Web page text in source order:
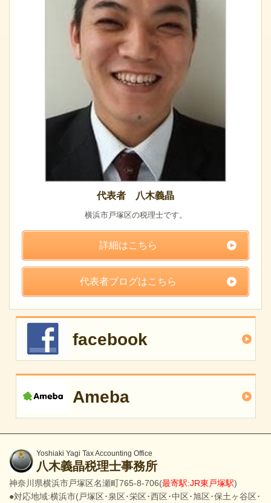
代表者 八木義晶
横浜市戸塚区の税理士です。
詳細はこちら
代表者ブログはこちら
facebook
Ameba
Yoshiaki Yagi Tax Accounting Office
八木義晶税理士事務所
神奈川県横浜市戸塚区名瀬町765-8-706(最寄駅:JR東戸塚駅)
●対応地域:横浜市(戸塚区･泉区･栄区･西区･中区･旭区･保土ヶ谷区･